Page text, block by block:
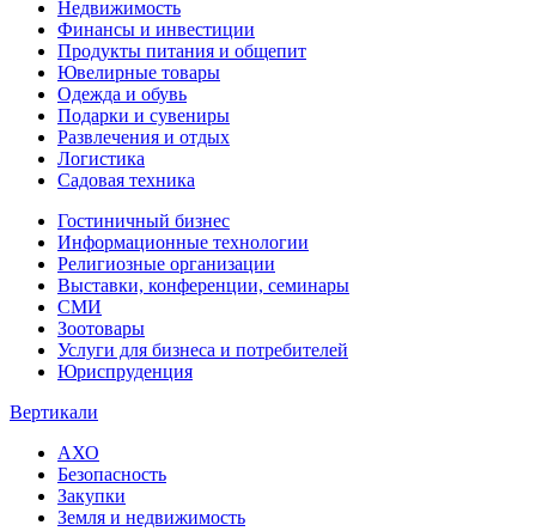
Недвижимость
Финансы и инвестиции
Продукты питания и общепит
Ювелирные товары
Одежда и обувь
Подарки и сувениры
Развлечения и отдых
Логистика
Садовая техника
Гостиничный бизнес
Информационные технологии
Религиозные организации
Выставки, конференции, семинары
СМИ
Зоотовары
Услуги для бизнеса и потребителей
Юриспруденция
Вертикали
АХО
Безопасность
Закупки
Земля и недвижимость